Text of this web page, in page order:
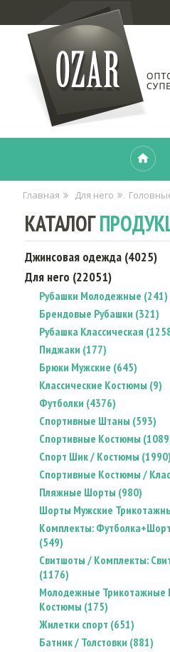
Главная Для него
КАТАЛОГ
Джинсовая одежда (4025)
Для него (22051)
Рубашки Молодежные (241)
Брендовые Рубашки (321)
Рубашка Классическая
Пиджаки (177)
Брюки Мужские (645)
Классические Костюмы (9)
Футболки (4376)
Спортивные Штаны (593)
Спортивные Костюмы
Спорт Шик / Костюмы (1990)
Спортивные Костюмы /
Пляжные Шорты (980)
Шорты Мужские
Комплекты:
(549)
Свитшоты / Комплекты:
(1176)
Молодежные
Костюмы (175)
Жилетки спорт (651)
Батник / Толстовки (881)